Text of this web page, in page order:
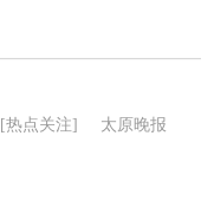
[热点关注] 太原晚报